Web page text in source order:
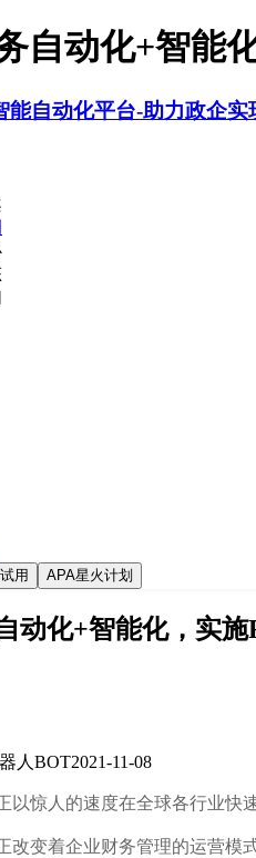
自动化+智能
用 APA星火计划
动化+智能化，实施
人BOT2021-11-08
以惊人的速度在全球各行业快
改变着企业财务管理的运营模式